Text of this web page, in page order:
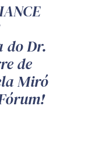
do Dr.
de
Miró